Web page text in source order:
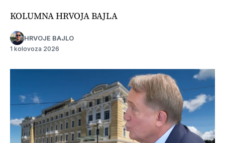
KOLUMNA HRVOJA BAJLA
HRVOJE BAJLO
1 kolovoza 2026